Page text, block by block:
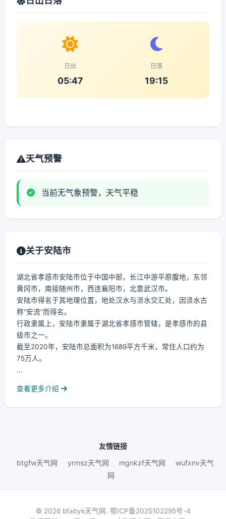
日出
05:47
日落
19:15
天气预警
当前无气象预警，天气平稳
关于安陆市
湖北省孝感市安陆市位于中国中部，长江中游平原腹地，东邻
黄冈市，南接随州市，西连襄阳市，北靠武汉市。
安陆市得名于其地理位置，地处汉水与涢水交汇处，因涢水古
称“安流”而得名。
行政隶属上，安陆市隶属于湖北省孝感市管辖，是孝感市的县
级市之一。
截至2020年，安陆市总面积为1689平方千米，常住人口约为
75万人。
...
查看更多介绍
友情链接
btgfw天气网
yrmsz天气网 mgnkzf天气网
wufxnv天气
网
© 2026 bfabyk天气网. 鄂ICP备2025102295号-4